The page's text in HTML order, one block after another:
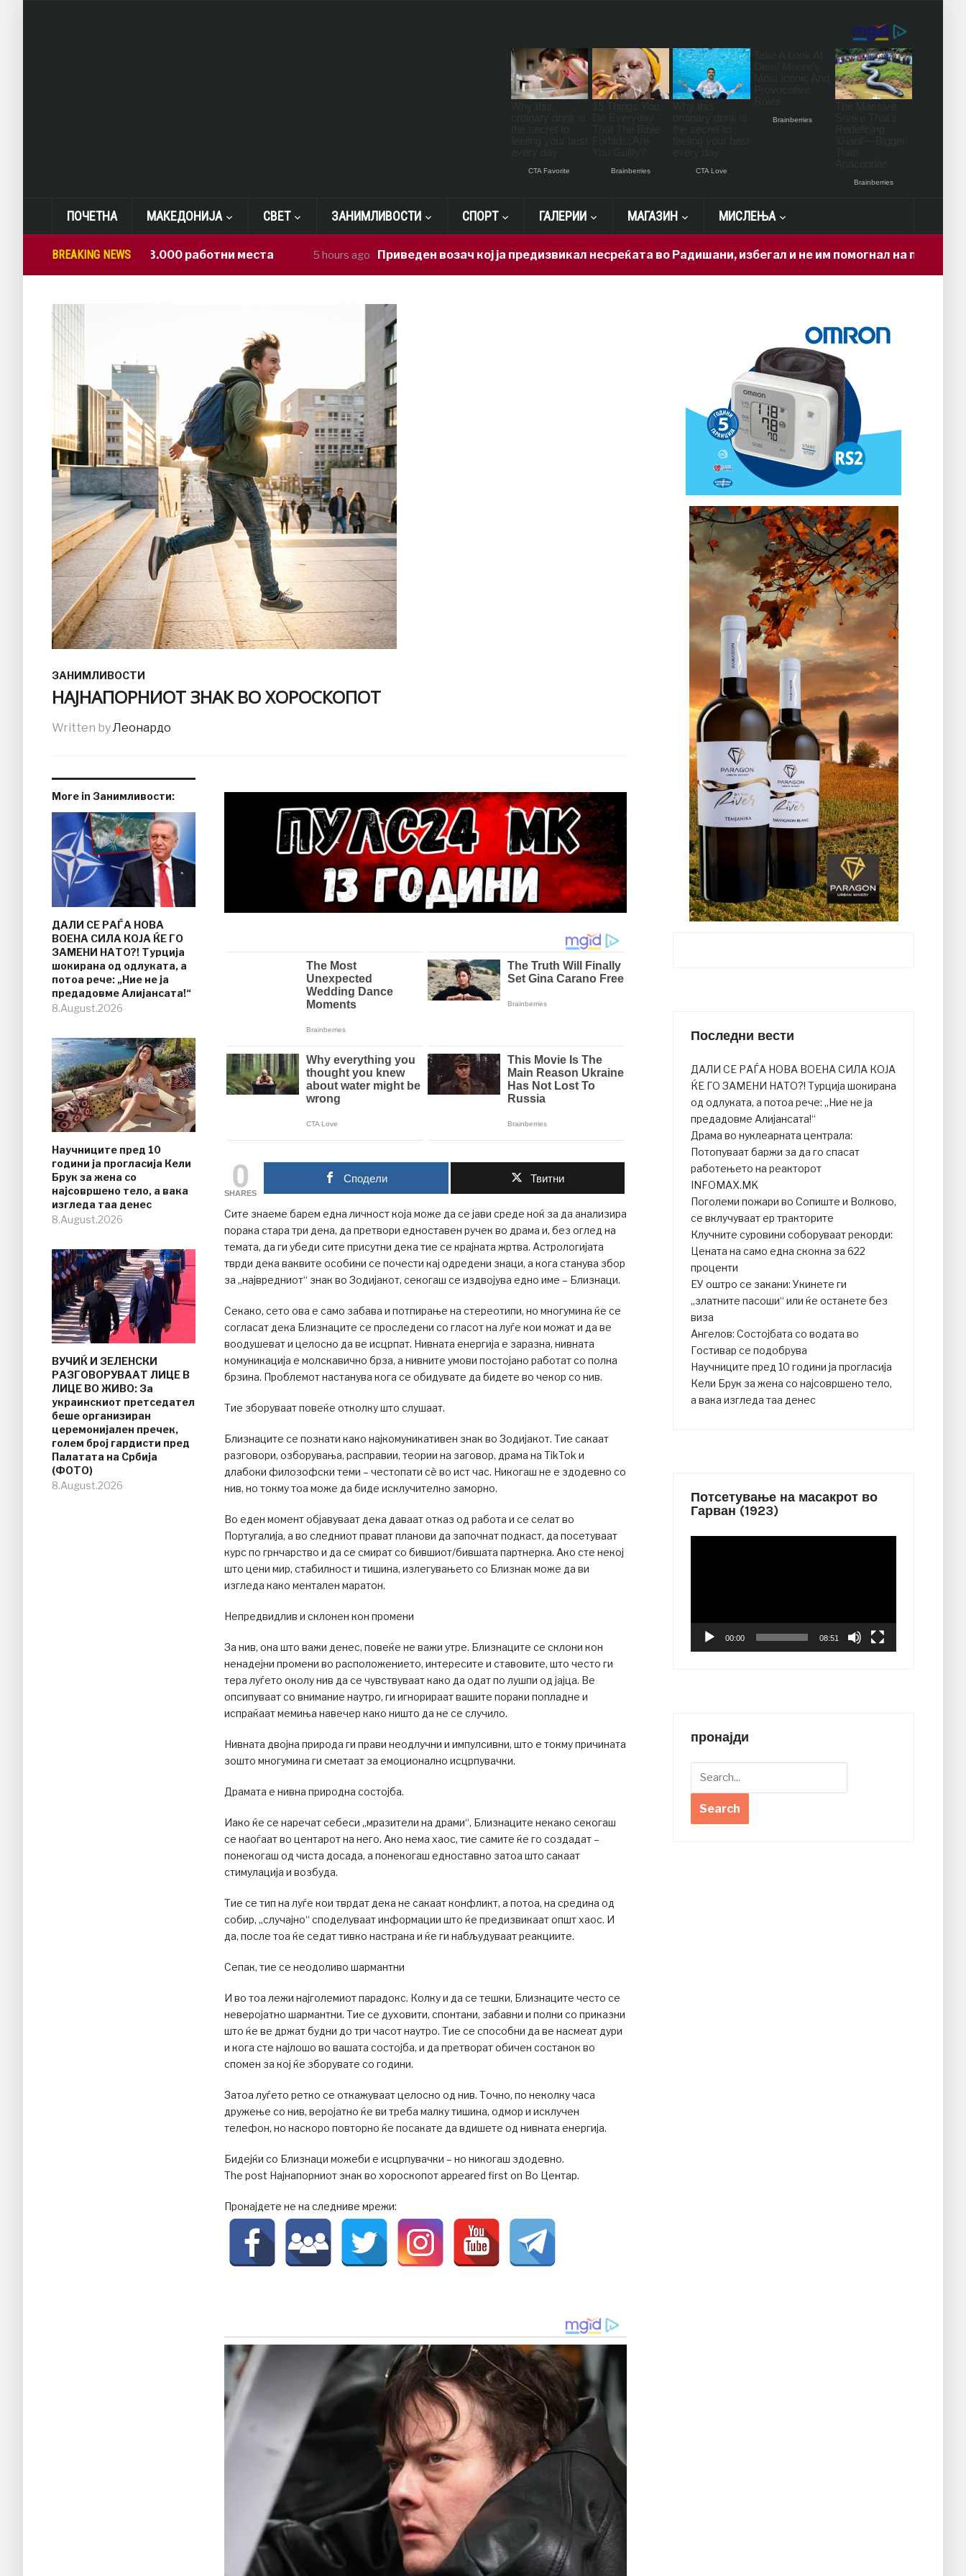
ПОЧЕТНА МАКЕДОНИЈА СВЕТ ЗАНИМЛИВОСТИ СПОРТ ГАЛЕРИИ МАГАЗИН МИСЛЕЊА
BREAKING NEWS
САД: Изгубени 23.000 работни места 5 hours ago Приведен возач кој ја предизвикал несреќата во Радишани, избегал и не им помогнал на повредените
ЗАНИМЛИВОСТИ
НАЈНАПОРНИОТ ЗНАК ВО ХОРОСКОПОТ
Written byЛеонардо
More in Занимливости:
ДАЛИ СЕ РАЃА НОВА
ВОЕНА СИЛА КОЈА ЌЕ ГО
ЗАМЕНИ НАТО?! Турција
шокирана од одлуката, а
потоа рече: „Ние не ја
предадовме Алијансата!“
8.August.2026
Научниците пред 10
години ја прогласија Кели
Брук за жена со
најсовршено тело, а вака
изгледа таа денес
8.August.2026
ВУЧИЌ И ЗЕЛЕНСКИ
РАЗГОВОРУВААТ ЛИЦЕ В
ЛИЦЕ ВО ЖИВО: За
украинскиот претседател
беше организиран
церемонијален пречек,
голем број гардисти пред
Палатата на Србија
(ФОТО)
8.August.2026
0
SHARES
Сподели Твитни
Сите знаеме барем една личност која може да се јави среде ноќ за да анализира
порака стара три дена, да претвори едноставен ручек во драма и, без оглед на
темата, да ги убеди сите присутни дека тие се крајната жртва. Астрологијата
тврди дека ваквите особини се почести кај одредени знаци, а кога станува збор
за „највредниот“ знак во Зодијакот, секогаш се издвојува едно име – Близнаци.
Секако, сето ова е само забава и потпирање на стереотипи, но многумина ќе се
согласат дека Близнаците се проследени со гласот на луѓе кои можат и да ве
воодушеват и целосно да ве исцрпат. Нивната енергија е заразна, нивната
комуникација е молскавично брза, а нивните умови постојано работат со полна
брзина. Проблемот настанува кога се обидувате да бидете во чекор со нив.
Тие зборуваат повеќе отколку што слушаат.
Близнаците се познати како најкомуникативен знак во Зодијакот. Тие сакаат
разговори, озборувања, расправии, теории на заговор, драма на TikTok и
длабоки филозофски теми – честопати сè во ист час. Никогаш не е здодевно со
нив, но токму тоа може да биде исклучително заморно.
Во еден момент објавуваат дека даваат отказ од работа и се селат во
Португалија, а во следниот прават планови да започнат подкаст, да посетуваат
курс по грнчарство и да се смират со бившиот/бившата партнерка. Ако сте некој
што цени мир, стабилност и тишина, излегувањето со Близнак може да ви
изгледа како ментален маратон.
Непредвидлив и склонен кон промени
За нив, она што важи денес, повеќе не важи утре. Близнаците се склони кон
ненадејни промени во расположението, интересите и ставовите, што често ги
тера луѓето околу нив да се чувствуваат како да одат по лушпи од јајца. Ве
опсипуваат со внимание наутро, ги игнорираат вашите пораки попладне и
испраќаат мемиња навечер како ништо да не се случило.
Нивната двојна природа ги прави неодлучни и импулсивни, што е токму причината
зошто многумина ги сметаат за емоционално исцрпувачки.
Драмата е нивна природна состојба.
Иако ќе се наречат себеси „мразители на драми“, Близнаците некако секогаш
се наоѓаат во центарот на него. Ако нема хаос, тие самите ќе го создадат –
понекогаш од чиста досада, а понекогаш едноставно затоа што сакаат
стимулација и возбуда.
Тие се тип на луѓе кои тврдат дека не сакаат конфликт, а потоа, на средина од
собир, „случајно“ споделуваат информации што ќе предизвикаат општ хаос. И
да, после тоа ќе седат тивко настрана и ќе ги набљудуваат реакциите.
Сепак, тие се неодоливо шармантни
И во тоа лежи најголемиот парадокс. Колку и да се тешки, Близнаците често се
неверојатно шармантни. Тие се духовити, спонтани, забавни и полни со приказни
што ќе ве држат будни до три часот наутро. Тие се способни да ве насмеат дури
и кога сте најлошо во вашата состојба, и да претворат обичен состанок во
спомен за кој ќе зборувате со години.
Затоа луѓето ретко се откажуваат целосно од нив. Точно, по неколку часа
дружење со нив, веројатно ќе ви треба малку тишина, одмор и исклучен
телефон, но наскоро повторно ќе посакате да вдишете од нивната енергија.
Бидејќи со Близнаци можеби е исцрпувачки – но никогаш здодевно.
The post Најнапорниот знак во хороскопот appeared first on Во Центар.
Пронајдете не на следниве мрежи:
Последни вести
ДАЛИ СЕ РАЃА НОВА ВОЕНА СИЛА КОЈА
ЌЕ ГО ЗАМЕНИ НАТО?! Турција шокирана
од одлуката, а потоа рече: „Ние не ја
предадовме Алијансата!“
Драма во нуклеарната централа:
Потопуваат баржи за да го спасат
работењето на реакторот
INFOMAX.MK
Поголеми пожари во Сопиште и Волково,
се вклучуваат ер тракторите
Клучните суровини соборуваат рекорди:
Цената на само една скокна за 622
проценти
ЕУ оштро се закани: Укинете ги
„златните пасоши“ или ќе останете без
виза
Ангелов: Состојбата со водата во
Гостивар се подобрува
Научниците пред 10 години ја прогласија
Кели Брук за жена со најсовршено тело,
а вака изгледа таа денес
Потсетување на масакрот во
Гарван (1923)
00:00 08:51
пронајди